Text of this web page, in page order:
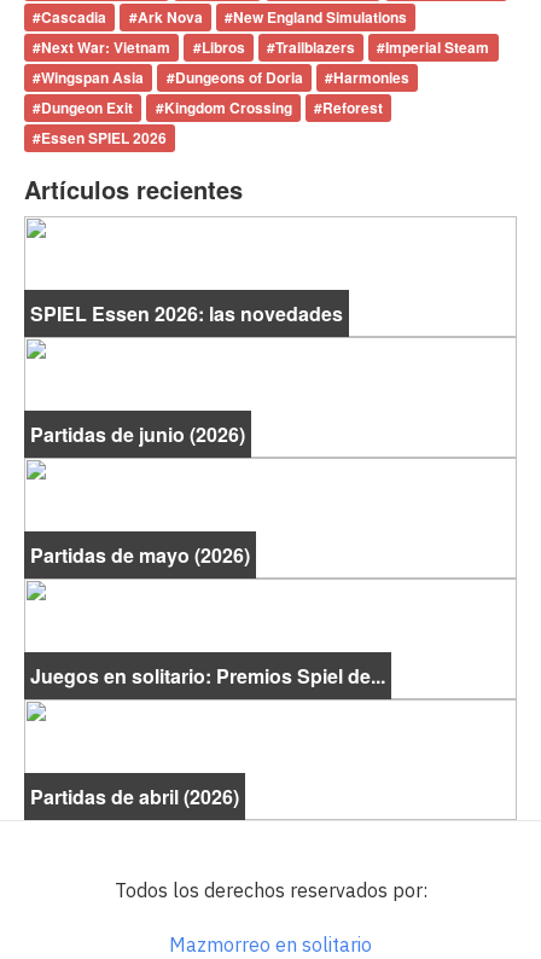
#Cascadia #Ark Nova #New England Simulations
#Next War: Vietnam #Libros #Trailblazers #Imperial Steam
#Wingspan Asia #Dungeons of Doria #Harmonies
#Dungeon Exit #Kingdom Crossing #Reforest
#Essen SPIEL 2026
Artículos recientes
SPIEL Essen 2026: las novedades
Partidas de junio (2026)
Partidas de mayo (2026)
Juegos en solitario: Premios Spiel de...
Partidas de abril (2026)
Todos los derechos reservados por:
Mazmorreo en solitario